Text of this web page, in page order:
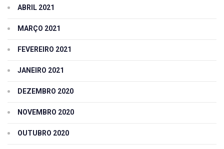
ABRIL 2021
MARÇO 2021
FEVEREIRO 2021
JANEIRO 2021
DEZEMBRO 2020
NOVEMBRO 2020
OUTUBRO 2020